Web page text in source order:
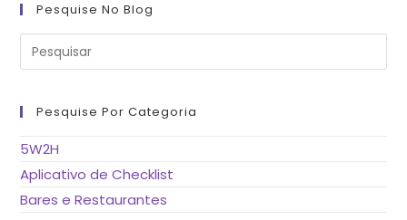
Pesquise No Blog
Pesquise Por Categoria
5W2H
Aplicativo de Checklist
Bares e Restaurantes